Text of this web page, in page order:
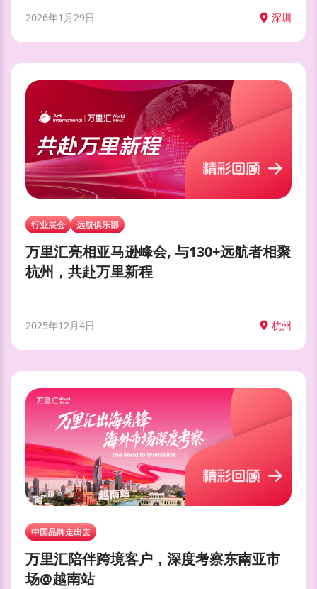
2026年1月29日 深圳
行业展会 远航俱乐部
万里汇亮相亚马逊峰会, 与130+远航者相聚
杭州，共赴万里新程
2025年12月4日 杭州
中国品牌走出去
万里汇陪伴跨境客户，深度考察东南亚市
场@越南站